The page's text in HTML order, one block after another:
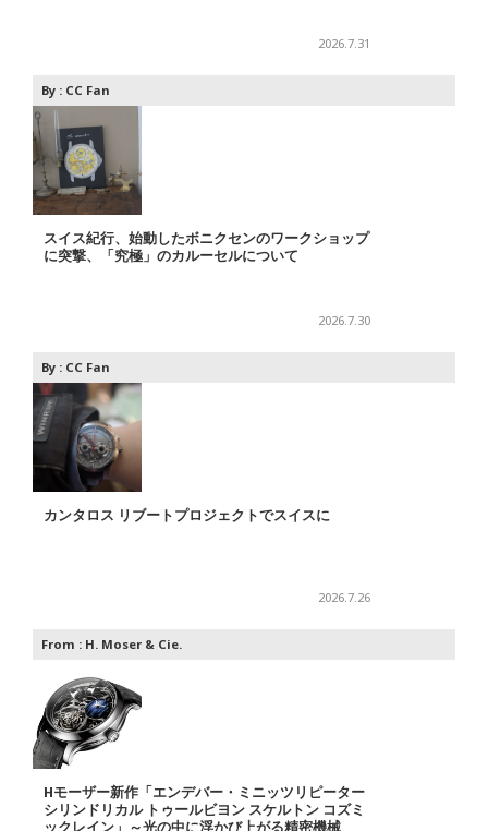
2026.7.31
By : CC Fan
スイス紀行、始動したボニクセンのワークショップ
に突撃、「究極」のカルーセルについて
2026.7.30
By : CC Fan
カンタロス リブートプロジェクトでスイスに
2026.7.26
From : H. Moser & Cie.
Hモーザー新作「エンデバー・ミニッツリピーター
シリンドリカル トゥールビヨン スケルトン コズミ
ックレイン」～光の中に浮かび上がる精密機械